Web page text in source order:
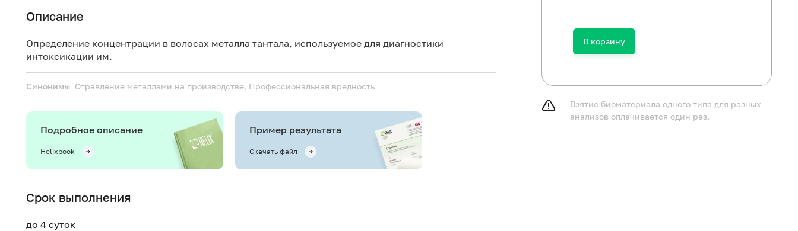
Описание
Определение концентрации в волосах металла тантала, используемое для диагностики
интоксикации им.
Синонимы Отравление металлами на производстве, Профессиональная вредность
Подробное описание
Helixbook
Пример результата
Скачать файл
Срок выполнения
до 4 суток
В корзину
Взятие биоматериала одного типа для разных
анализов оплачивается один раз.